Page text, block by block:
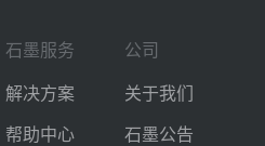
石墨服务
解决方案
帮助中心
公司
关于我们
石墨公告